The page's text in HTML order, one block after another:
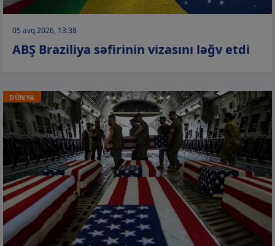
05 avq 2026, 13:38
ABŞ Braziliya səfirinin vizasını ləğv etdi
DÜNYA